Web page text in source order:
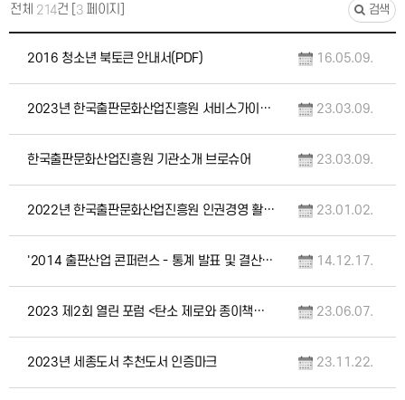
전체 214건 [ 3페이지] 검색
2016 청소년 북토큰 안내서(PDF) 16.05.09.
2023년 한국출판문화산업진흥원 서비스가이드북 23.03.09.
한국출판문화산업진흥원 기관소개 브로슈어 23.03.09.
2022년 한국출판문화산업진흥원 인권경영 활동 추진 결과 및 인권영향평가 실시 결과 23.01.02.
'2014 출판산업 콘퍼런스 - 통계 발표 및 결산과 전망' 자료집 14.12.17.
2023 제2회 열린 포럼 <탄소 제로와 종이책의 미래> 자료집 23.06.07.
2023년 세종도서 추천도서 인증마크 23.11.22.